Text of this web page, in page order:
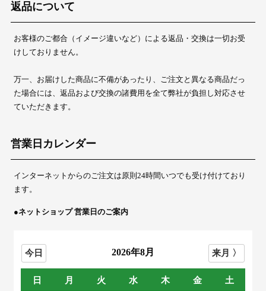
返品について
お客様のご都合（イメージ違いなど）による返品・交換は一切お受
けしておりません。
万一、お届けした商品に不備があったり、ご注文と異なる商品だっ
た場合には、返品および交換の諸費用を全て弊社が負担し対応させ
ていただきます。
営業日カレンダー
インターネットからのご注文は原則24時間いつでも受け付けており
ます。
●ネットショップ 営業日のご案内
2026年8月
日 月 火 水 木 金 土